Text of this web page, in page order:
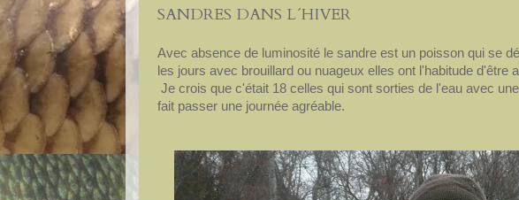
SANDRES DANS L´HIVER
Avec absence de luminosité le sandre est un poisson qui se
les jours avec brouillard ou nuageux elles ont l'habitude d'être
Je crois que c'était 18 celles qui sont sorties de l'eau avec
fait passer une journée agréable.